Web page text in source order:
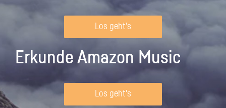
Los geht's
Erkunde Amazon Music
Los geht's